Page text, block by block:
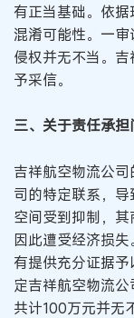
有正当基础。依
混淆可能性。一
侵权并无不当。
予采信。
三、关于责任承担
吉祥航空物流公
司的特定联系，
空间受到抑制，其
因此遭受经济损
有提供充分证据
定吉祥航空物流
共计100万元并无